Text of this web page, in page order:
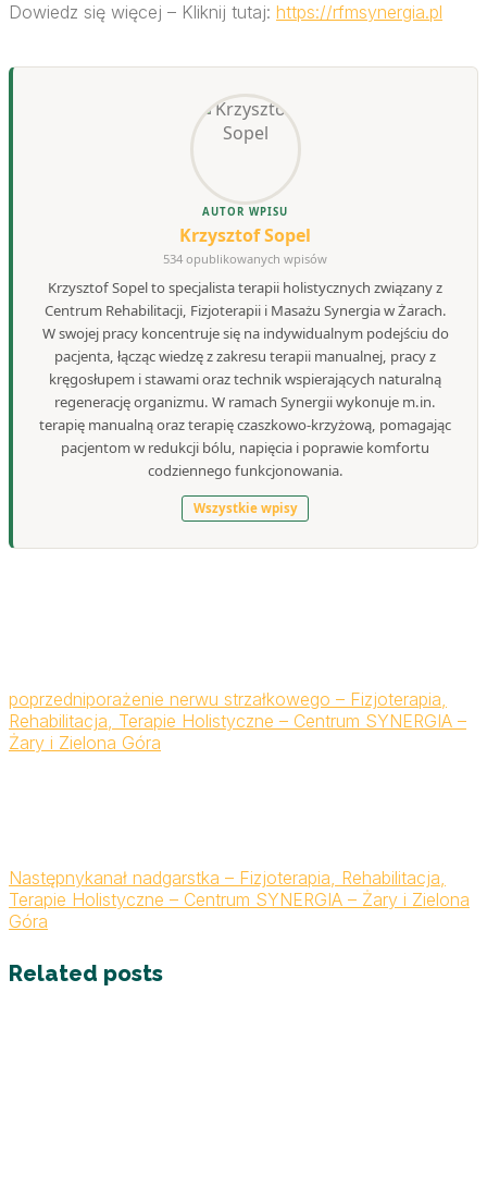
Dowiedz się więcej – Kliknij tutaj: https://rfmsynergia.pl
AUTOR WPISU
Krzysztof Sopel
534 opublikowanych wpisów
Krzysztof Sopel to specjalista terapii holistycznych związany z
Centrum Rehabilitacji, Fizjoterapii i Masażu Synergia w Żarach.
W swojej pracy koncentruje się na indywidualnym podejściu do
pacjenta, łącząc wiedzę z zakresu terapii manualnej, pracy z
kręgosłupem i stawami oraz technik wspierających naturalną
regenerację organizmu. W ramach Synergii wykonuje m.in.
terapię manualną oraz terapię czaszkowo-krzyżową, pomagając
pacjentom w redukcji bólu, napięcia i poprawie komfortu
codziennego funkcjonowania.
Wszystkie wpisy
poprzedniporażenie nerwu strzałkowego – Fizjoterapia,
Rehabilitacja, Terapie Holistyczne – Centrum SYNERGIA –
Żary i Zielona Góra
Następnykanał nadgarstka – Fizjoterapia, Rehabilitacja,
Terapie Holistyczne – Centrum SYNERGIA – Żary i Zielona
Góra
Related posts